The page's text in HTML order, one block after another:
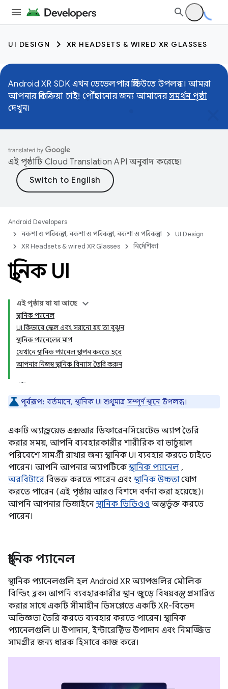
UI DESIGN XR HEADSETS & WIRED XR GLASSES
Android XR SDK এখন ডেভেলপার প্রিভিউতে উপলব্ধ। আমরা
আপনার প্রতিক্রিয়া চাই! পৌঁছানোর জন্য আমাদেরসমর্থন পৃষ্ঠা
দেখুন।
এই পৃষ্ঠাটি Cloud Translation API অনুবাদ করেছে।
Android Developers
নকশা ও পরিকল্পনা, নকশা ও পরিকল্পনা, নকশা ও পরিকল্পনা
UI Design
XR Headsets & wired XR Glasses
নির্দেশিকা
স্থানিক UI
এই পৃষ্ঠায় যা যা আছে
স্থানিক প্যানেল
UI কিভাবে স্কেল এবং সরানো হয় তা বুঝুন
স্থানিক প্যানেলের মাপ
যেখানে স্থানিক প্যানেল স্থাপন করতে হবে
আপনার নিজস্ব স্থানিক বিন্যাস তৈরি করুন
পূর্বরূপ: বর্তমানে, স্থানিক UI শুধুমাত্র সম্পূর্ণ স্থানে উপলব্ধ।
একটি অ্যান্ড্রয়েড এক্সআর ডিফারেনসিয়েটেড অ্যাপ তৈরি
করার সময়, আপনি ব্যবহারকারীর শারীরিক বা ভার্চুয়াল
পরিবেশে সামগ্রী রাখার জন্য স্থানিক UI ব্যবহার করতে চাইতে
পারেন। আপনি আপনার অ্যাপটিকেস্থানিক প্যানেল ,
অরবিটারে বিভক্ত করতে পারেন এবংস্থানিক উচ্চতাযোগ
করতে পারেন (এই পৃষ্ঠায় আরও বিশদে বর্ণনা করা হয়েছে)।
আপনি আপনার ডিজাইনেস্থানিক ভিডিওও অন্তর্ভুক্ত করতে
পারেন।
স্থানিক প্যানেল
স্থানিক প্যানেলগুলি হল Android XR অ্যাপগুলির মৌলিক
বিল্ডিং ব্লক৷ আপনি ব্যবহারকারীর স্থান জুড়ে বিষয়বস্তু প্রসারিত
করার সাথে একটি সীমাহীন ডিসপ্লেতে একটি XR-বিভেদ
অভিজ্ঞতা তৈরি করতে ব্যবহার করতে পারেন। স্থানিক
প্যানেলগুলি UI উপাদান, ইন্টারেক্টিভ উপাদান এবং নিমজ্জিত
সামগ্রীর জন্য ধারক হিসাবে কাজ করে।